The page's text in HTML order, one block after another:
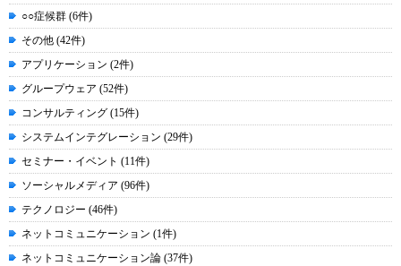
○○症候群 (6件)
その他 (42件)
アプリケーション (2件)
グループウェア (52件)
コンサルティング (15件)
システムインテグレーション (29件)
セミナー・イベント (11件)
ソーシャルメディア (96件)
テクノロジー (46件)
ネットコミュニケーション (1件)
ネットコミュニケーション論 (37件)